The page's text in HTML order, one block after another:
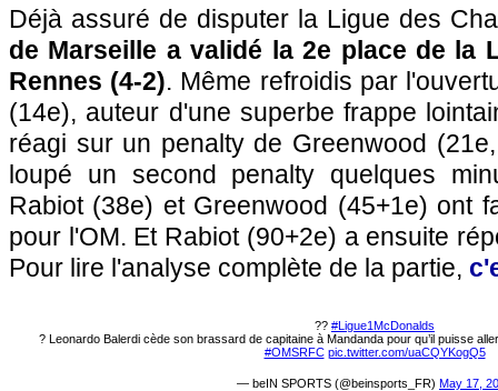
Déjà assuré de disputer la Ligue des
de Marseille a validé la 2e place de la
Rennes (4-2). Même refroidis par
(14e), auteur d'une superbe frappe
réagi sur un penalty de Greenwood
loupé un second penalty quelques
Rabiot (38e) et Greenwood (45+1e) ont
pour l'OM. Et Rabiot (90+2e) a ensuite
Pour lire l'analyse complète de la partie,
?? #Ligue1McDonalds
? Leonardo Balerdi cède son brassard de capitaine à Mandanda pour qu’il puisse
#OMSRFC pic.twitter.com/uaCQYKogQ5
— beIN SPORTS (@beinsports_FR) May 17,